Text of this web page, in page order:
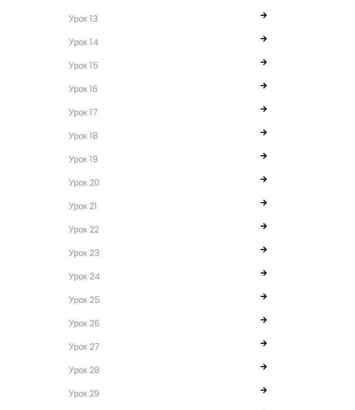
Урок 13
Урок 14
Урок 15
Урок 16
Урок 17
Урок 18
Урок 19
Урок 20
Урок 21
Урок 22
Урок 23
Урок 24
Урок 25
Урок 26
Урок 27
Урок 28
Урок 29